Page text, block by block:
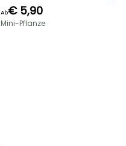
Ab€ 5,90
Mini-Pflanze